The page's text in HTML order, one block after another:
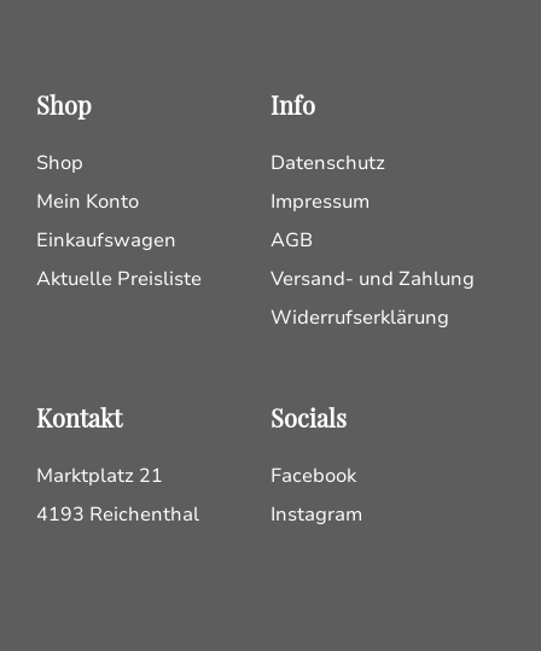
Shop
Shop
Mein Konto
Einkaufswagen
Aktuelle Preisliste
Info
Datenschutz
Impressum
AGB
Versand- und Zahlung
Widerrufserklärung
Kontakt
Marktplatz 21
4193 Reichenthal
Socials
Facebook
Instagram